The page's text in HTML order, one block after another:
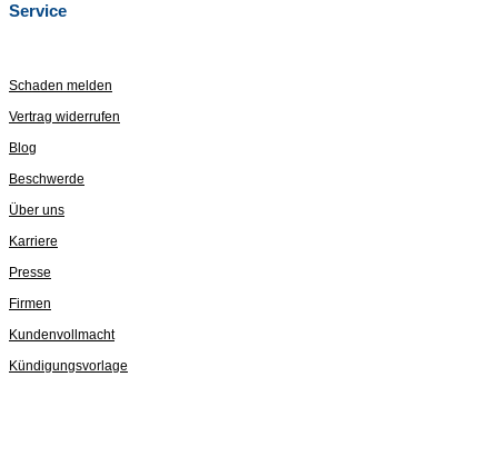
Service
Schaden melden
Vertrag widerrufen
Blog
Beschwerde
Über uns
Karriere
Presse
Firmen
Kundenvollmacht
Kündigungsvorlage